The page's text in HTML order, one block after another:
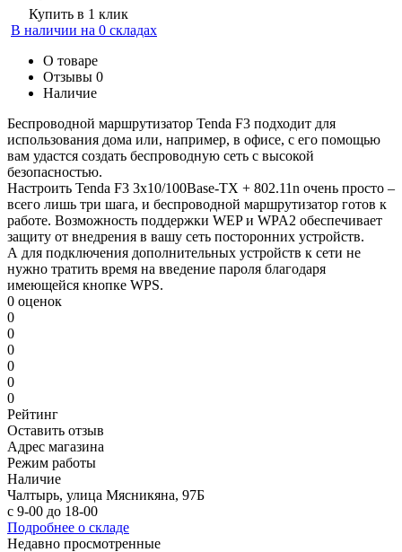
Купить в 1 клик
В наличии на 0 складах
О товаре
Отзывы 0
Наличие
Беспроводной маршрутизатор Tenda F3 подходит для
использования дома или, например, в офисе, с его помощью
вам удастся создать беспроводную сеть с высокой
безопасностью.
Настроить Tenda F3 3x10/100Base-TX + 802.11n очень просто –
всего лишь три шага, и беспроводной маршрутизатор готов к
работе. Возможность поддержки WEP и WPA2 обеспечивает
защиту от внедрения в вашу сеть посторонних устройств.
А для подключения дополнительных устройств к сети не
нужно тратить время на введение пароля благодаря
имеющейся кнопке WPS.
0 оценок
0
0
0
0
0
0
Рейтинг
Оставить отзыв
Адрес магазина
Режим работы
Наличие
Чалтырь, улица Мясникяна, 97Б
с 9-00 до 18-00
Подробнее о складе
Недавно просмотренные